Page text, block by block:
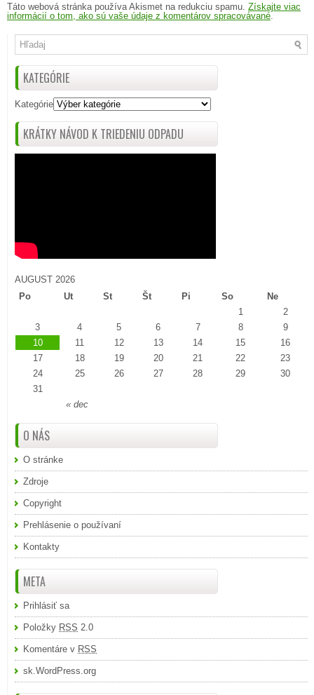
Táto webová stránka používa Akismet na redukciu spamu. Získajte viac
informácií o tom, ako sú vaše údaje z komentárov spracovávané
KATEGÓRIE
Kategórie
KRÁTKY NÁVOD K TRIEDENIU ODPADU
AUGUST 2026
Po
Ut St Št Pi So Ne
« dec
1
2
3
4 5 6 7 8
9
10
11 12 13 14 15
16
17
18 19 20 21 22
23
24
25 26 27 28 29
30
31
O NÁS
O stránke
Zdroje
Copyright
Prehlásenie o používaní
Kontakty
META
Prihlásiť sa
Položky RSS 2.0
Komentáre v RSS
sk.WordPress.org